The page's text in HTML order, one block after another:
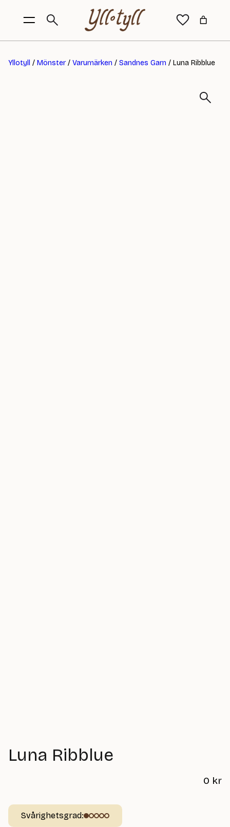
Yllotyll / Mönster/ Varumärken / Sandnes Garn / Luna Ribblue
Luna Ribblue
0 kr
Svårighetsgrad: